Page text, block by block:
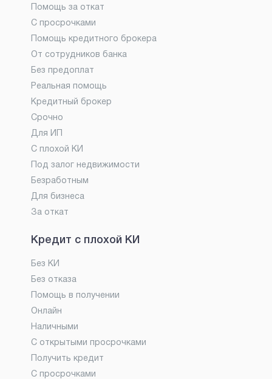
Помощь за откат
С просрочками
Помощь кредитного брокера
От сотрудников банка
Без предоплат
Реальная помощь
Кредитный брокер
Срочно
Для ИП
С плохой КИ
Под залог недвижимости
Безработным
Для бизнеса
За откат
Кредит с плохой КИ
Без КИ
Без отказа
Помощь в получении
Онлайн
Наличными
С открытыми просрочками
Получить кредит
С просрочками